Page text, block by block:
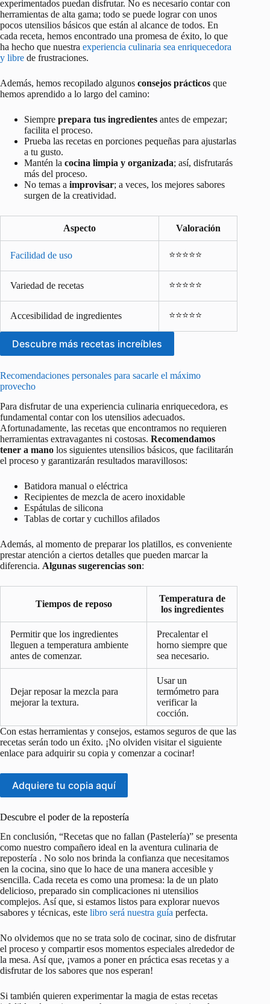
experimentados puedan disfrutar. No es necesario contar con
herramientas de alta gama; todo se puede lograr con unos
pocos utensilios básicos que están al alcance de todos. En
cada receta, hemos encontrado una promesa de éxito, lo que
ha hecho que nuestra experiencia culinaria sea enriquecedora
y libre de frustraciones.
Además, hemos recopilado algunos consejos prácticos que
hemos aprendido a lo largo del camino:
Siempre prepara tus ingredientes antes de empezar;
facilita el proceso.
Prueba las recetas en porciones pequeñas para ajustarlas
a tu gusto.
Mantén la cocina limpia y organizada; así, disfrutarás
más del proceso.
No temas a improvisar; a veces, los mejores sabores
surgen de la creatividad.
Aspecto Valoración
Facilidad de uso ⭐⭐⭐⭐⭐
Variedad de recetas ⭐⭐⭐⭐⭐
Accesibilidad de ingredientes ⭐⭐⭐⭐⭐
Descubre más recetas increíbles
Recomendaciones personales para sacarle el máximo
provecho
Para disfrutar de una experiencia culinaria enriquecedora, es
fundamental contar con los utensilios adecuados.
Afortunadamente, las recetas que encontramos no requieren
herramientas extravagantes ni costosas. Recomendamos
tener a mano los siguientes utensilios básicos, que facilitarán
el proceso y garantizarán resultados maravillosos:
Batidora manual o eléctrica
Recipientes de mezcla de acero inoxidable
Espátulas de silicona
Tablas de cortar y cuchillos afilados
Además, al momento de preparar los platillos, es conveniente
prestar atención a ciertos detalles que pueden marcar la
diferencia. Algunas sugerencias son:
Tiempos de reposo
Temperatura de
los ingredientes
Permitir que los ingredientes
lleguen a temperatura ambiente
antes de comenzar.
Precalentar el
horno siempre que
sea necesario.
Dejar reposar la mezcla para
mejorar la textura.
Usar un
termómetro para
verificar la
cocción.
Con estas herramientas y consejos, estamos seguros de que las
recetas serán todo un éxito. ¡No olviden visitar el siguiente
enlace para adquirir su copia y comenzar a cocinar!
Adquiere tu copia aquí
Descubre el poder de la repostería
En conclusión, “Recetas que no fallan (Pastelería)” se presenta
como nuestro compañero ideal en la aventura culinaria de
repostería . No solo nos brinda la confianza que necesitamos
en la cocina, sino que lo hace de una manera accesible y
sencilla. Cada receta es como una promesa: la de un plato
delicioso, preparado sin complicaciones ni utensilios
complejos. Así que, si estamos listos para explorar nuevos
sabores y técnicas, este libro será nuestra guía perfecta.
No olvidemos que no se trata solo de cocinar, sino de disfrutar
el proceso y compartir esos momentos especiales alrededor de
la mesa. Así que, ¡vamos a poner en práctica esas recetas y a
disfrutar de los sabores que nos esperan!
Si también quieren experimentar la magia de estas recetas